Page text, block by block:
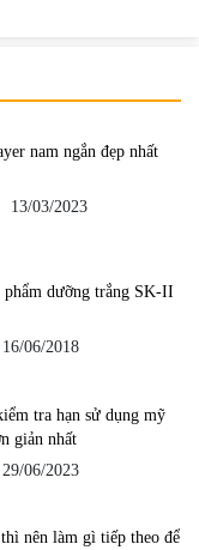
nam ngắn đẹp nhất
13/03/2023
phẩm dưỡng trắng SK-II
16/06/2018
tra hạn sử dụng mỹ
giản nhất
29/06/2023
nên làm gì tiếp theo để